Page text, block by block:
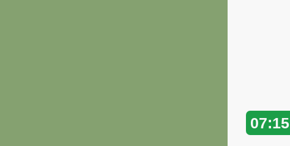
07:15